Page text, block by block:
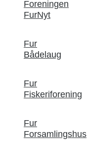
Foreningen
FurNyt
Fur
Bådelaug
Fur
Fiskeriforening
Fur
Forsamlingshus